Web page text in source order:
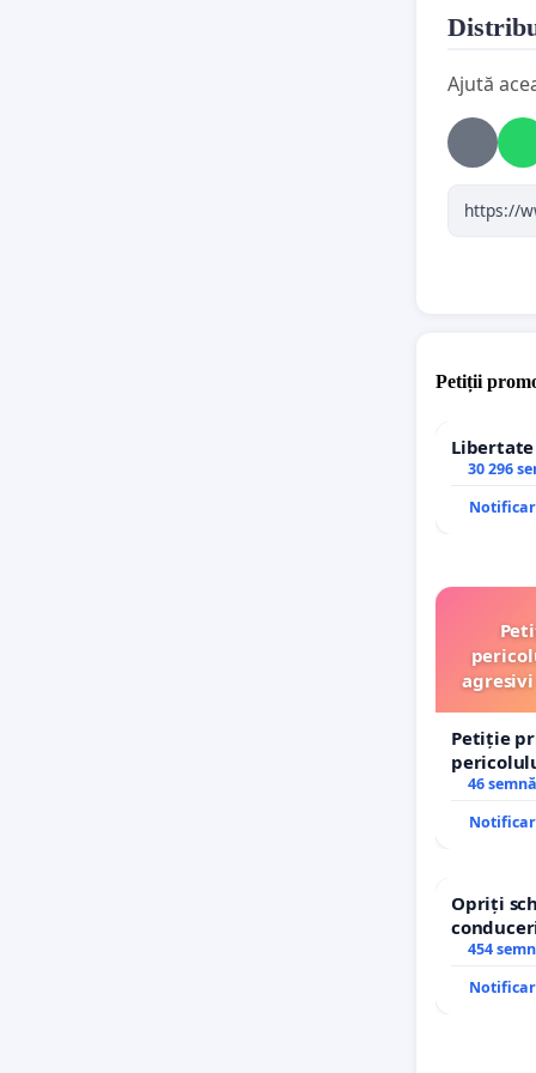
Ajută
Petiții
Libertate
30 296
Petiție
agresivi
Tunari
46
Opriți
454